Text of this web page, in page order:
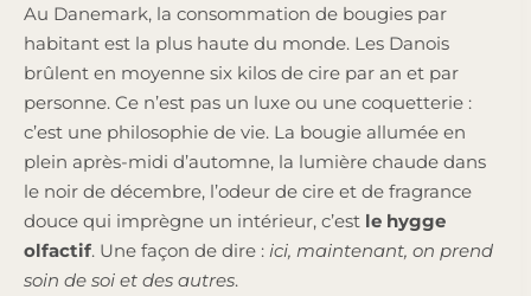
Au Danemark, la consommation de bougies par
habitant est la plus haute du monde. Les Danois
brûlent en moyenne six kilos de cire par an et par
personne. Ce n’est pas un luxe ou une coquetterie :
c’est une philosophie de vie. La bougie allumée en
plein après-midi d’automne, la lumière chaude dans
le noir de décembre, l’odeur de cire et de fragrance
douce qui imprègne un intérieur, c’est le hygge
olfactif. Une façon de dire : ici, maintenant, on prend
soin de soi et des autres.